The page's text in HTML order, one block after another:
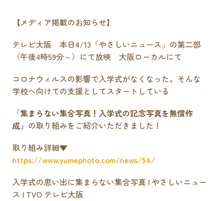
【メディア掲載のお知らせ】
テレビ大阪 本日4/13「やさしいニュース」の第二部
（午後4時59分～）にて放映 大阪ローカルにて
コロナウィルスの影響で入学式がなくなった。そんな
学校へ向けての支援としてスタートしている
「集まらない集合写真！入学式の記念写真を無償作
成」 の取り組みをご紹介いただきました！
取り組み詳細▼
https://www.yumephoto.com/news/54/
入学式の思い出に集まらない集合写真 | やさしいニュー
ス | TVO テレビ大阪